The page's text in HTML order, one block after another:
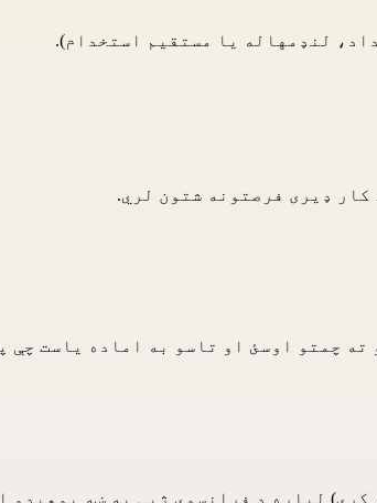
لنډمهاله یا مستقیم استخدام).
ډیری فرصتونه شتون لري.
چمتو اوسئ او تاسو به اماده یاست چې
لپاره د فرانسوي ژبې په ښه پوهیدو